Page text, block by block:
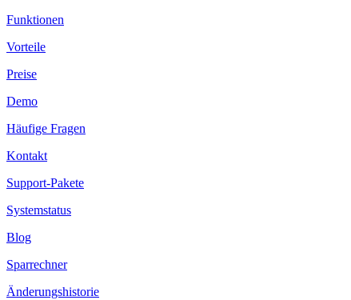
Funktionen
Vorteile
Preise
Demo
Häufige Fragen
Kontakt
Support-Pakete
Systemstatus
Blog
Sparrechner
Änderungshistorie